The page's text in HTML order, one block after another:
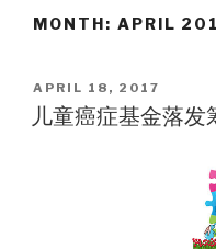
MONTH: APRIL
POSTED
ON
APRIL 18, 2017
儿童癌症基金落发